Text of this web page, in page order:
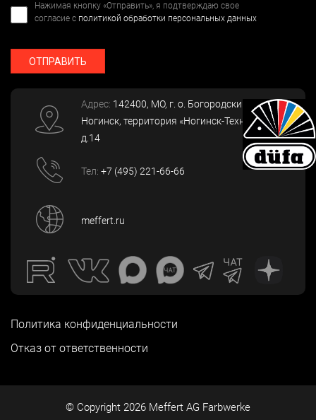
Нажимая кнопку «Отправить», я подтверждаю свое
согласие с политикой обработки персональных данных
ОТПРАВИТЬ
Адрес: 142400, МО, г. о. Богородский, г.
Ногинск, территория «Ногинск-Технопарк»,
д.14
Тел: +7 (495) 221-66-66
meffert.ru
Политика конфиденциальности
Отказ от ответственности
© Copyright 2026 Meffert AG Farbwerke